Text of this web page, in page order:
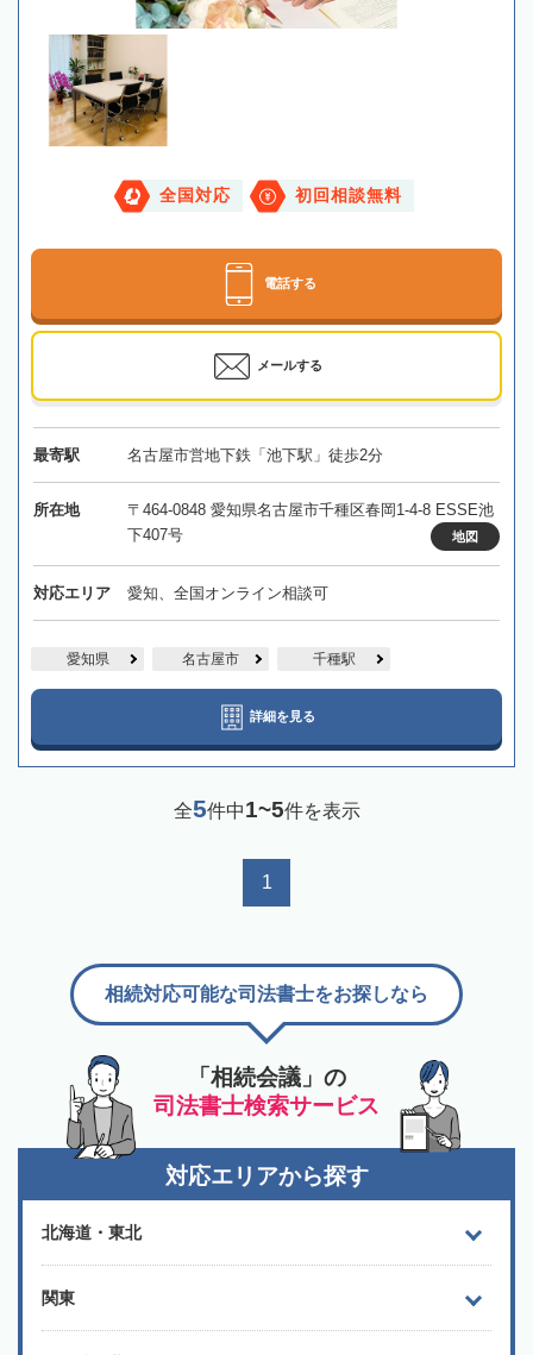
全国対応 初回相談無料
電話する
メールする
最寄駅 名古屋市営地下鉄「池下駅」徒歩2分
所在地
〒464-0848 愛知県名古屋市千種区春岡1-4-8 ESSE池
下407号
地図
対応エリア 愛知、全国オンライン相談可
愛知県 名古屋市 千種駅
詳細を見る
全5件中1~5件を表示
1
「相続会議」の
司法書士検索サービス
相続対応可能な司法書士をお探しなら
対応エリアから探す
北海道・東北
関東